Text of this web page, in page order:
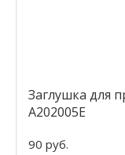
Заглушка для
A202005E
90 руб.